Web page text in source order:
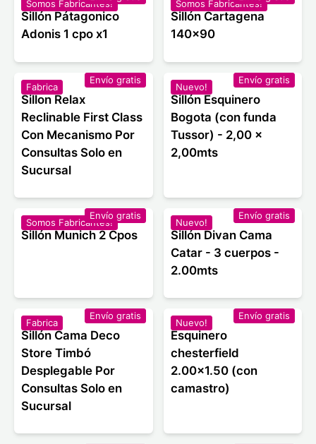
Somos Fabricantes!
Sillón Pátagonico
Adonis 1 cpo x1
Somos Fabricantes!
Sillón Cartagena
140x90
Fabrica
Envío gratis
Sillon Relax
Reclinable First Class
Con Mecanismo Por
Consultas Solo en
Sucursal
Nuevo!
Envío gratis
Sillón Esquinero
Bogota (con funda
Tussor) - 2,00 x
2,00mts
Somos Fabricantes!
Envío gratis
Sillón Munich 2 Cpos
Nuevo!
Envío gratis
Sillón Divan Cama
Catar - 3 cuerpos -
2.00mts
Fabrica
Envío gratis
Sillón Cama Deco
Store Timbó
Desplegable Por
Consultas Solo en
Sucursal
Nuevo!
Envío gratis
Esquinero
chesterfield
2.00x1.50 (con
camastro)